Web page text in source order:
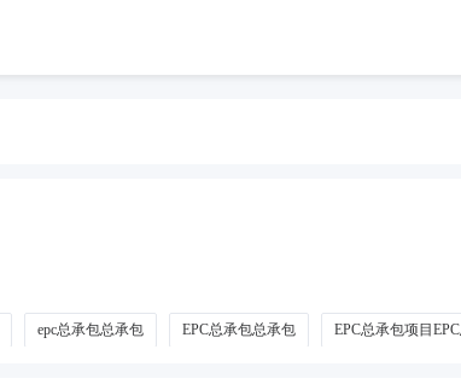
epc总承包总承包 EPC总承包总承包 EPC总承包项目